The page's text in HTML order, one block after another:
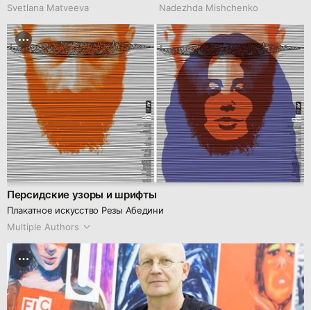
Svetlana Matveeva Nadezhda Mishchenko
Персидские узоры и шрифты
Плакатное искусство Резы Абедини
Multiple Authors